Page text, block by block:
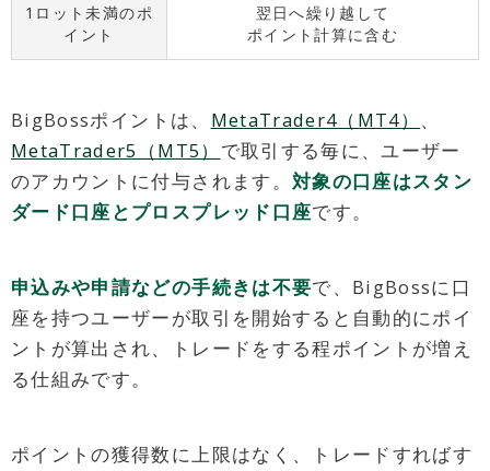
1ロット未満のポ
イント
翌日へ繰り越して
ポイント計算に含む
BigBossポイントは、 MetaTrader4（MT4） 、
MetaTrader5（MT5） で取引する毎に、ユーザー
のアカウントに付与されます。 対象の口座はスタン
ダード口座とプロスプレッド口座です。
申込みや申請などの手続きは不要で、BigBossに口
座を持つユーザーが取引を開始すると自動的にポイ
ントが算出され、トレードをする程ポイントが増え
る仕組みです。
ポイントの獲得数に上限はなく、トレードすればす